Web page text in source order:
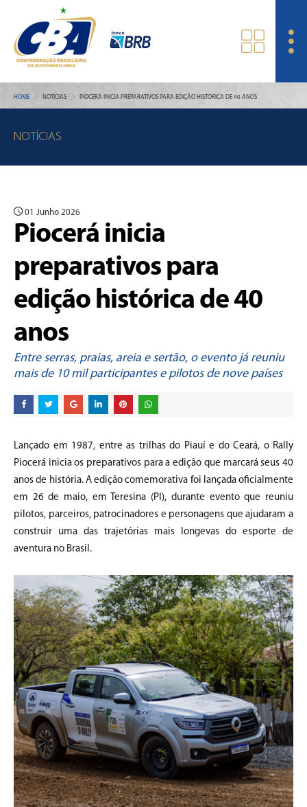
HOME NOTÍCIAS PIOCERÁ INICIA PREPARATIVOS PARA EDIÇÃO HISTÓRICA DE 40 ANOS
NOTÍCIAS
01 Junho 2026
Piocerá inicia
preparativos para
edição histórica de 40
anos
Entre serras, praias, areia e sertão, o evento já reuniu
mais de 10 mil participantes e pilotos de nove países
Lançado em 1987, entre as trilhas do Piauí e do Ceará, o Rally
Piocerá inicia os preparativos para a edição que marcará seus 40
anos de história. A edição comemorativa foi lançada oficialmente
em 26 de maio, em Teresina (PI), durante evento que reuniu
pilotos, parceiros, patrocinadores e personagens que ajudaram a
construir uma das trajetórias mais longevas do esporte de
aventura no Brasil.